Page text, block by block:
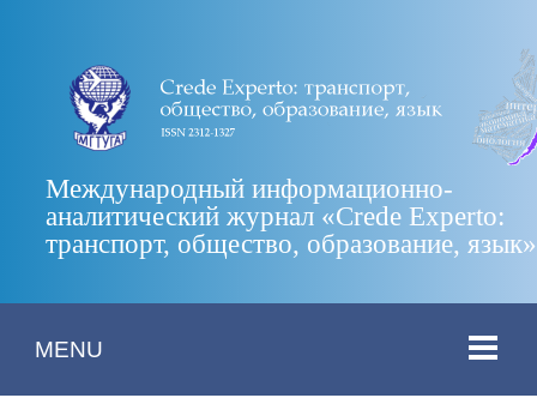
Международный информационно-
аналитический журнал «Crede Experto:
транспорт, общество, образование, язык»
MENU